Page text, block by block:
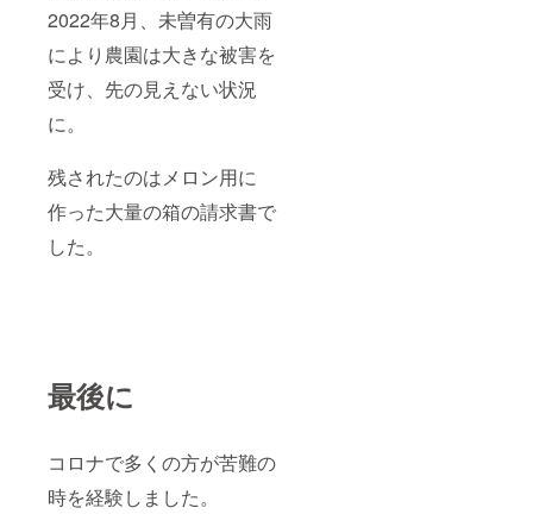
2022年8月、未曽有の大雨
により農園は大きな被害を
受け、先の見えない状況
に。
残されたのはメロン用に
作った大量の箱の請求書で
した。
最後に
コロナで多くの方が苦難の
時を経験しました。